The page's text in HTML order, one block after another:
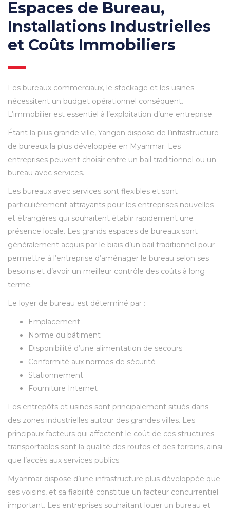
Espaces de Bureau,
Installations Industrielles
et Coûts Immobiliers
Les bureaux commerciaux, le stockage et les usines
nécessitent un budget opérationnel conséquent.
L’immobilier est essentiel à l’exploitation d’une entreprise.
Étant la plus grande ville, Yangon dispose de l’infrastructure
de bureaux la plus développée en Myanmar. Les
entreprises peuvent choisir entre un bail traditionnel ou un
bureau avec services.
Les bureaux avec services sont flexibles et sont
particulièrement attrayants pour les entreprises nouvelles
et étrangères qui souhaitent établir rapidement une
présence locale. Les grands espaces de bureaux sont
généralement acquis par le biais d’un bail traditionnel pour
permettre à l’entreprise d’aménager le bureau selon ses
besoins et d’avoir un meilleur contrôle des coûts à long
terme.
Le loyer de bureau est déterminé par :
Emplacement
Norme du bâtiment
Disponibilité d’une alimentation de secours
Conformité aux normes de sécurité
Stationnement
Fourniture Internet
Les entrepôts et usines sont principalement situés dans
des zones industrielles autour des grandes villes. Les
principaux facteurs qui affectent le coût de ces structures
transportables sont la qualité des routes et des terrains, ainsi
que l’accès aux services publics.
Myanmar dispose d’une infrastructure plus développée que
ses voisins, et sa fiabilité constitue un facteur concurrentiel
important. Les entreprises souhaitant louer un bureau et